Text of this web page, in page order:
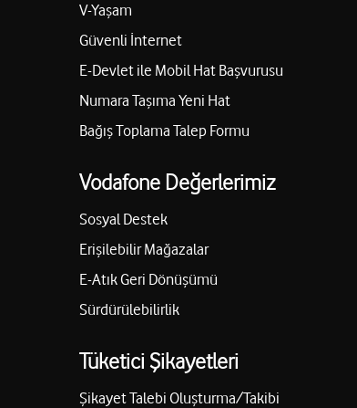
V-Yaşam
Güvenli İnternet
E-Devlet ile Mobil Hat Başvurusu
Numara Taşıma Yeni Hat
Bağış Toplama Talep Formu
Vodafone Değerlerimiz
Sosyal Destek
Erişilebilir Mağazalar
E-Atık Geri Dönüşümü
Sürdürülebilirlik
Tüketici Şikayetleri
Şikayet Talebi Oluşturma/Takibi